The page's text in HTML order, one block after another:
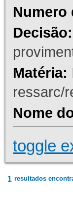
Numero
Decisão:
Matéria:
ressarc/
Nome
toggle
1 resultados